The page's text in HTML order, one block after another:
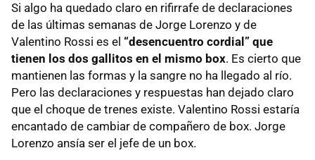
Si algo ha quedado claro en rifirrafe de declaraciones
de las últimas semanas de Jorge Lorenzo y de
Valentino Rossi es el “desencuentro cordial” que
tienen los dos gallitos en el mismo box. Es cierto que
mantienen las formas y la sangre no ha llegado al río.
Pero las declaraciones y respuestas han dejado claro
que el choque de trenes existe. Valentino Rossi estaría
encantado de cambiar de compañero de box. Jorge
Lorenzo ansía ser el jefe de un box.